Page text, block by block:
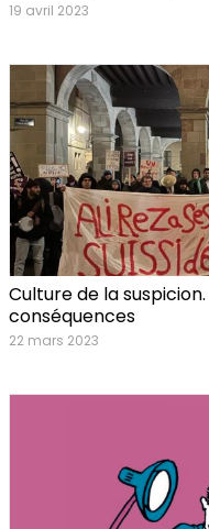
19 avril 2023
Culture de la
conséquences
22 mars 2023